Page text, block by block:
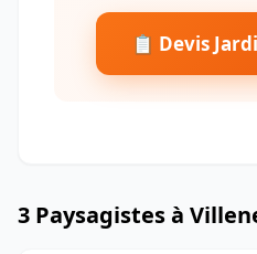
📋 Devis
3 Paysagistes à